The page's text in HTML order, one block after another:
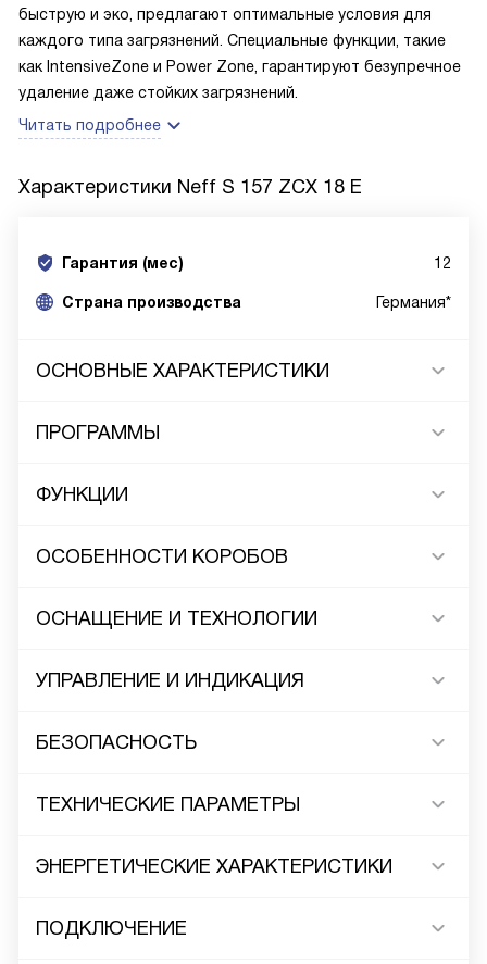
быструю и эко, предлагают оптимальные условия для
каждого типа загрязнений. Специальные функции, такие
как IntensiveZone и Power Zone, гарантируют безупречное
удаление даже стойких загрязнений.
Читать подробнее
Характеристики Neff S 157 ZCX 18 E
Гарантия (мес) 12
Страна производства Германия*
ОСНОВНЫЕ ХАРАКТЕРИСТИКИ
ПРОГРАММЫ
ФУНКЦИИ
ОСОБЕННОСТИ КОРОБОВ
ОСНАЩЕНИЕ И ТЕХНОЛОГИИ
УПРАВЛЕНИЕ И ИНДИКАЦИЯ
БЕЗОПАСНОСТЬ
ТЕХНИЧЕСКИЕ ПАРАМЕТРЫ
ЭНЕРГЕТИЧЕСКИЕ ХАРАКТЕРИСТИКИ
ПОДКЛЮЧЕНИЕ